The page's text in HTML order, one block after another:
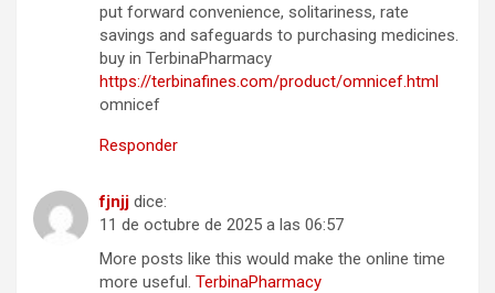
put forward convenience, solitariness, rate
savings and safeguards to purchasing medicines.
buy in TerbinaPharmacy
https://terbinafines.com/product/omnicef.html
omnicef
Responder
fjnjj dice:
11 de octubre de 2025 a las 06:57
More posts like this would make the online time
more useful. TerbinaPharmacy